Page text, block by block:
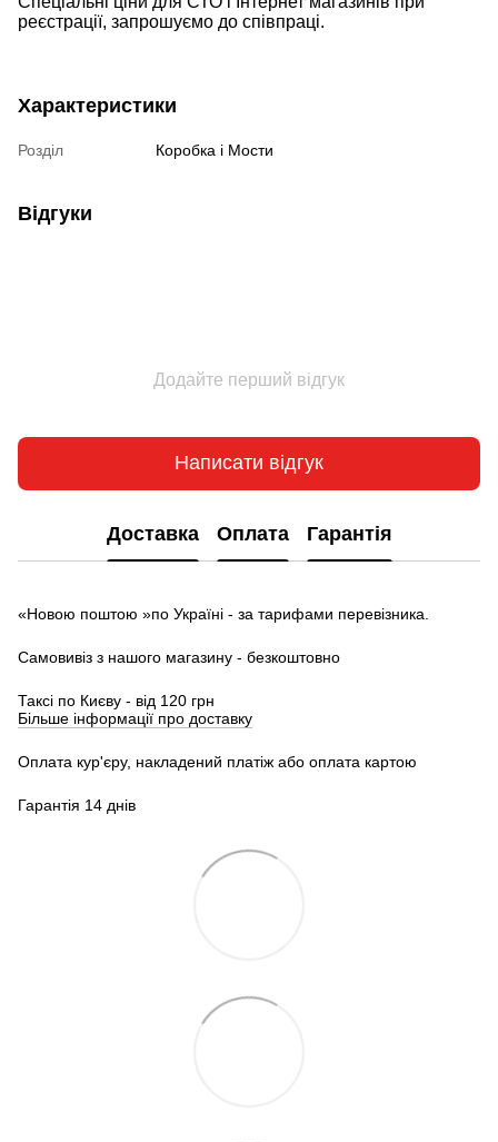
реєстрації, запрошуємо до співпраці.
Характеристики
Розділ Коробка і Мости
Відгуки
Додайте перший відгук
Написати відгук
Доставка Оплата Гарантія
«Новою поштою »по Україні - за тарифами перевізника.
Самовивіз з нашого магазину - безкоштовно
Таксі по Києву - від 120 грн
Більше інформації про доставку
Оплата кур'єру, накладений платіж або оплата картою
Гарантія 14 днів